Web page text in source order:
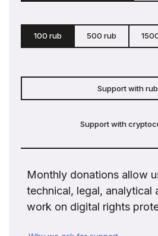
100 rub 500 rub
Support with
Support with
Monthly donations allow
technical, legal, analytical
work on digital rights